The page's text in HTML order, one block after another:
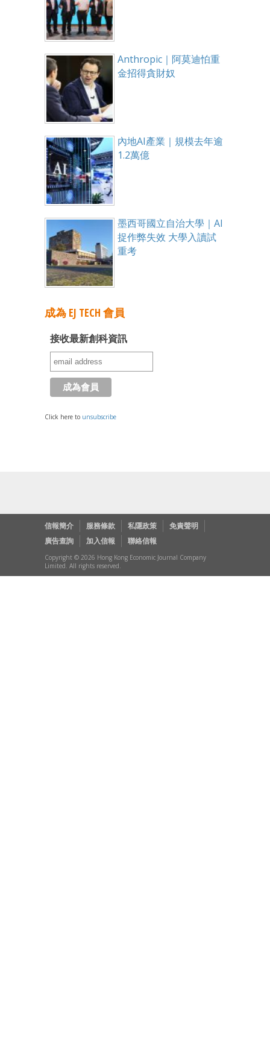
Anthropic｜阿莫迪怕重
金招得貪財奴
內地AI產業｜規模去年逾
1.2萬億
墨西哥國立自治大學｜AI
捉作弊失效 大學入讀試
重考
成為 EJ TECH 會員
接收最新創科資訊
Click here to unsubscribe
信報簡介 服務條款 私隱政策
免責聲明
廣告查詢
加入信報 聯絡信報
Copyright © 2026 Hong Kong Economic Journal Company
Limited. All rights reserved.